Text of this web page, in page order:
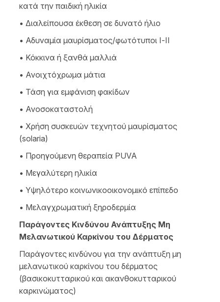
κατά την παιδική ηλικία
• Διαλείπουσα έκθεση σε δυνατό ήλιο
• Αδυναμία μαυρίσματος/φωτότυποι Ι-ΙΙ
• Κόκκινα ή ξανθά μαλλιά
• Ανοιχτόχρωμα μάτια
• Τάση για εμφάνιση φακίδων
• Ανοσοκαταστολή
• Χρήση συσκευών τεχνητού μαυρίσματος
(solaria)
• Προηγούμενη θεραπεία PUVA
• Μεγαλύτερη ηλικία
• Υψηλότερο κοινωνικοοικονομικό επίπεδο
• Μελαγχρωματική ξηροδερμία
Παράγοντες Κινδύνου Ανάπτυξης Μη
Μελανωτικού Καρκίνου του Δέρματος
Παράγοντες κινδύνου για την ανάπτυξη μη
μελανωτικού καρκίνου του δέρματος
(βασικοκυτταρικού και ακανθοκυτταρικού
καρκινώματος)